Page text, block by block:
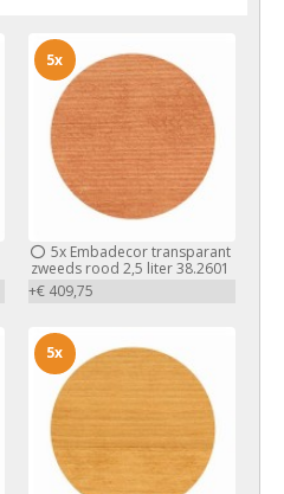
5xEmbadecor transparant
zweeds rood 2,5 liter 38.2601
+€ 409,75
5x
5x